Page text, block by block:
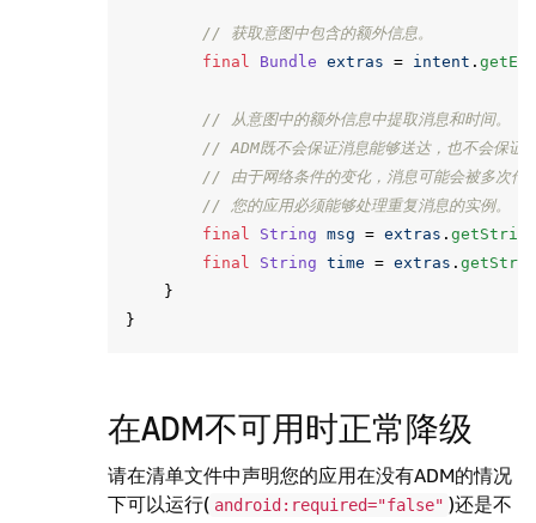
// 获取意图中包含的额外信息。
final
Bundle extras = intent .
// 从意图中的额外信息中提取消息和时间。
// ADM既不会保证消息能够送达，也不会保证
// 由于网络条件的变化，消息可能会被多次传
// 您的应用必须能够处理重复消息的实例。
final
String msg = extras . getString
final
String time = extras .
}
}
在ADM不可用时正常降级
请在清单文件中声明您的应用在没有ADM的情况
下可以运行( android:required="false" )还是不